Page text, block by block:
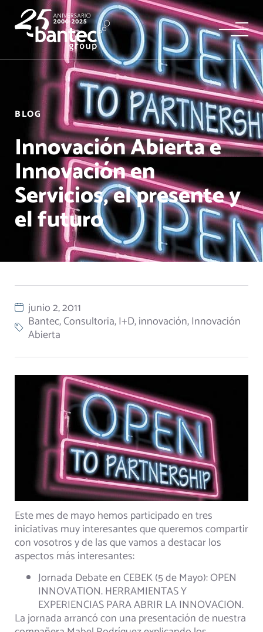
BLOG
Innovación Abierta e
Innovación en
Servicios, el presente y
el futuro
junio 2, 2011
Bantec,Consultoria,I+D,innovación,Innovación
Abierta
Este mes de mayo hemos participado en tres
iniciativas muy interesantes que queremos compartir
con vosotros y de las que vamos a destacar los
aspectos más interesantes:
Jornada Debate en CEBEK (5 de Mayo): OPEN
INNOVATION. HERRAMIENTAS Y
EXPERIENCIAS PARA ABRIR LA INNOVACION.
La jornada arrancó con una presentación de nuestra